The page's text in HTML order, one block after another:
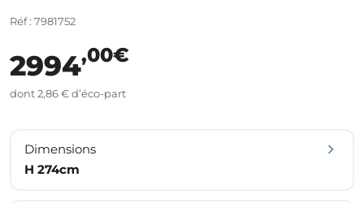
Réf : 7981752
2994,00€
dont 2,86 € d’éco-part
Dimensions
H 274cm